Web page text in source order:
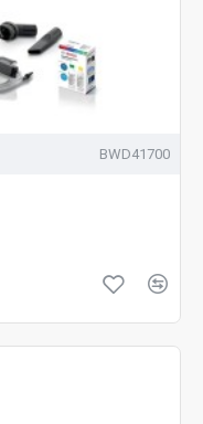
BWD41700